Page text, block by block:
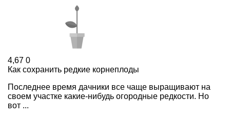
4,67 0
Как сохранить редкие корнеплоды
Последнее время дачники все чаще выращивают на
своем участке какие-нибудь огородные редкости. Но
вот ...